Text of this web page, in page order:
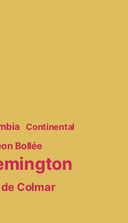
Continental
Bollée
Colmar